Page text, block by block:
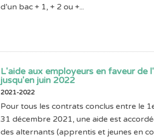
d’un bac + 1, + 2 ou +...
L'aide aux employeurs en faveur de
jusqu'en juin 2022
2021-2022
Pour tous les contrats conclus entre le
31 décembre 2021, une aide est
des alternants (apprentis et jeunes en